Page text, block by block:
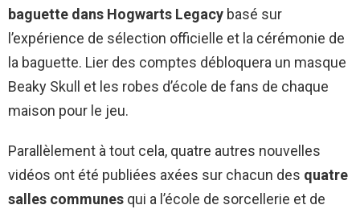
baguette dans Hogwarts Legacy basé sur
l’expérience de sélection officielle et la cérémonie de
la baguette. Lier des comptes débloquera un masque
Beaky Skull et les robes d’école de fans de chaque
maison pour le jeu.
Parallèlement à tout cela, quatre autres nouvelles
vidéos ont été publiées axées sur chacun des quatre
salles communes qui a l’école de sorcellerie et de